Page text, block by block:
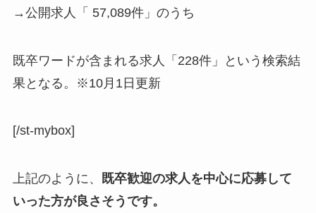
→公開求人「 57,089件」のうち
既卒ワードが含まれる求人「228件」という検索結
果となる。※10月1日更新
[/st-mybox]
上記のように、
既卒歓迎の求人を中心に応募して
いった方が良さそうです。